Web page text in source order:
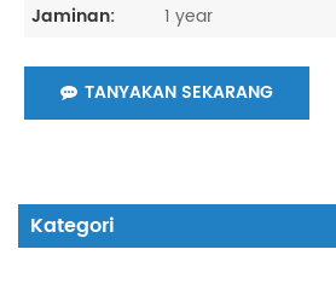
Jaminan:
1 year
TANYAKAN SEKARANG
Kategori